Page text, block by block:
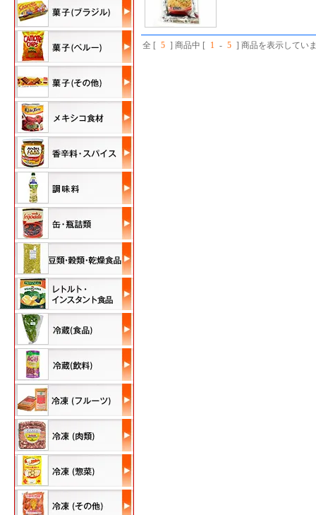
全 [ 5 ] 商品中 [ 1 - 5 ] 商品を表示してい